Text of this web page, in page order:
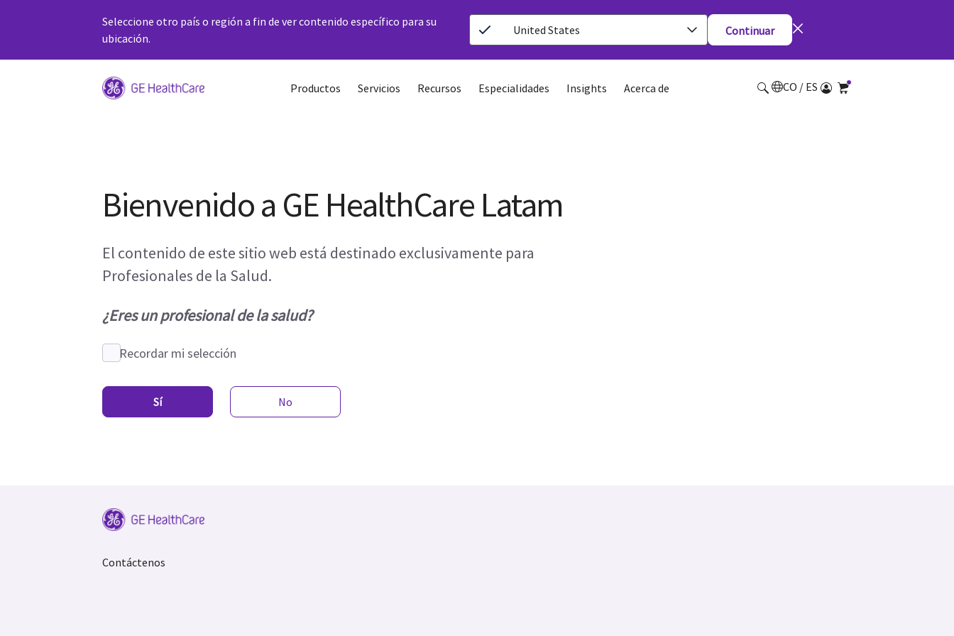
Seleccione otro país o región a fin de ver contenido específico para su
ubicación.
United States Continuar
Productos Servicios Recursos Especialidades Insights Acerca de CO / ES
Bienvenido a GE HealthCare Latam
El contenido de este sitio web está destinado exclusivamente para
Profesionales de la Salud.
¿Eres un profesional de la salud?
Recordar mi selección
Sí No
Contáctenos